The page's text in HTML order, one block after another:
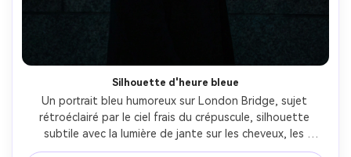
Silhouette d'heure bleue
Un portrait bleu humoreux sur London Bridge, sujet
rétroéclairé par le ciel frais du crépuscule, silhouette
subtile avec la lumière de jante sur les cheveux, les
lumières de la ville commençant à briller, prise sur Sony